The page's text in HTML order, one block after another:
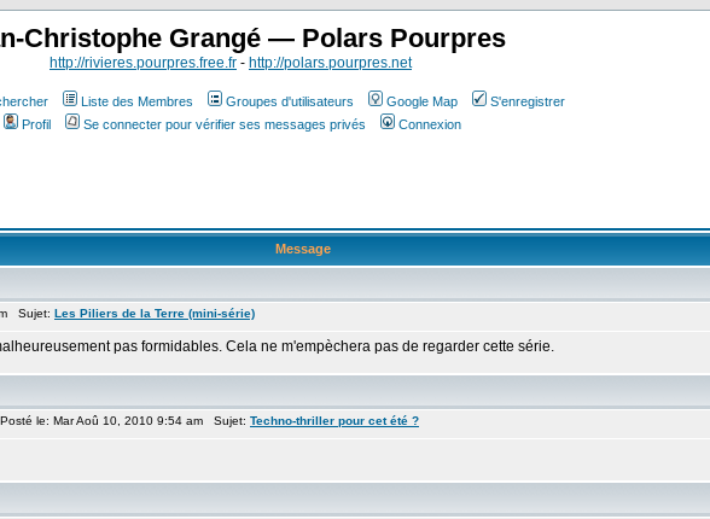
Christophe Grangé — Polars Pourpres
http://rivieres.pourpres.free.fr - http://polars.pourpres.net
Liste des Membres Groupes d'utilisateurs Google Map
S'enregistrer
Profil
Se connecter pour vérifier ses messages privés Connexion
Message
Sujet: Les Piliers de la Terre (mini-série)
pas formidables. Cela ne m'empèchera pas de regarder cette série.
le: Mar Aoû 10, 2010 9:54 am Sujet: Techno-thriller pour cet été ?